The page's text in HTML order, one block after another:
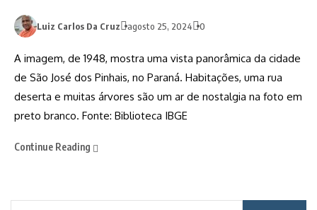
Luiz Carlos Da Cruz agosto 25, 2024 0
A imagem, de 1948, mostra uma vista panorâmica da cidade
de São José dos Pinhais, no Paraná. Habitações, uma rua
deserta e muitas árvores são um ar de nostalgia na foto em
preto branco. Fonte: Biblioteca IBGE
Continue Reading